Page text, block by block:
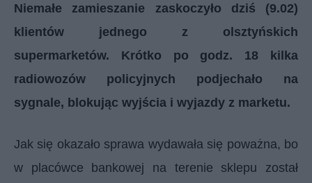
Niemałe zamieszanie zaskoczyło dziś (9.02)
klientów jednego z olsztyńskich
supermarketów. Krótko po godz. 18 kilka
radiowozów policyjnych podjechało na
sygnale, blokując wyjścia i wyjazdy z marketu.
Jak się okazało sprawa wydawała się poważna, bo
w placówce bankowej na terenie sklepu został